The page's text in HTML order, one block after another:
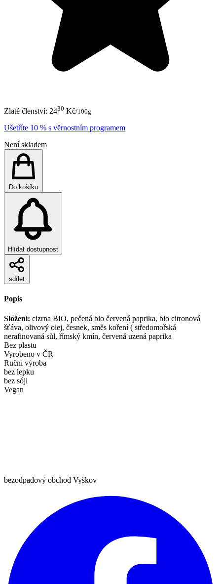
Zlaté členství: 2430 Kč/100g
Ušetříte 10 % s věrnostním programem
Není skladem
Do košíku
Hlídat dostupnost
sdílet
Popis
Složení: cizrna BIO, pečená bio červená paprika, bio citronová
šťáva, olivový olej, česnek, směs koření ( středomořská
nerafinovaná sůl, římský kmín, červená uzená paprika
Bez plastu
Vyrobeno v ČR
Ruční výroba
bez lepku
bez sóji
Vegan
bezodpadový obchod Vyškov